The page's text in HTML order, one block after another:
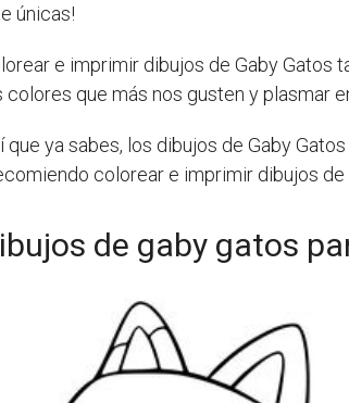
únicas!
e imprimir dibujos de Gaby Gatos
colores que más nos gusten y plasmar
que ya sabes, los dibujos de Gaby
colorear e imprimir dibujos
de gaby gatos